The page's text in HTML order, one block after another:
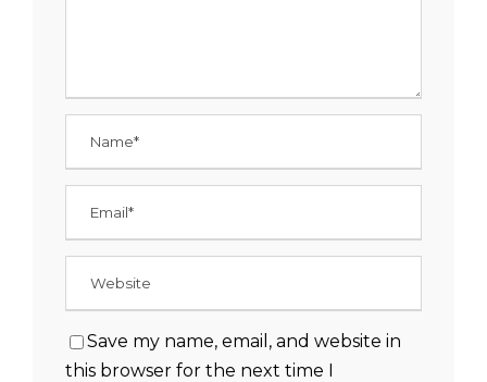
Save my name, email, and website in
this browser for the next time I